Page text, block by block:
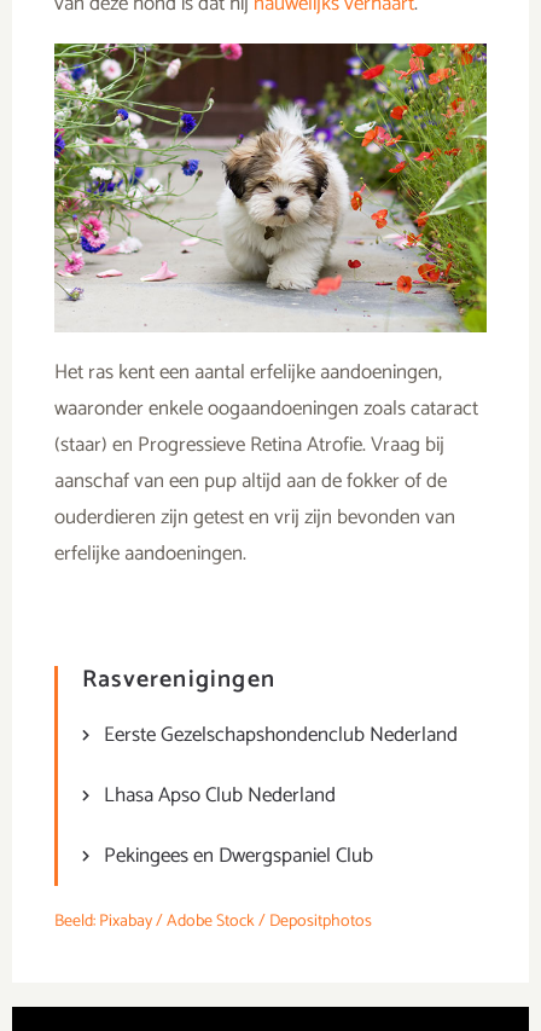
Het ras kent een aantal erfelijke aandoeningen,
waaronder enkele oogaandoeningen zoals cataract
(staar) en Progressieve Retina Atrofie. Vraag bij
aanschaf van een pup altijd aan de fokker of de
ouderdieren zijn getest en vrij zijn bevonden van
erfelijke aandoeningen.
Rasverenigingen
Eerste Gezelschapshondenclub Nederland
Lhasa Apso Club Nederland
Pekingees en Dwergspaniel Club
Beeld: Pixabay / Adobe Stock / Depositphotos